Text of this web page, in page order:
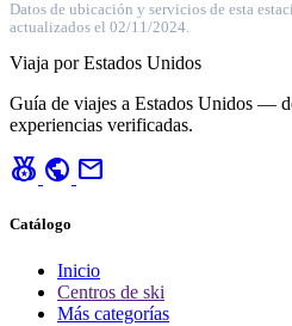
Datos de ubicación y servicios de esta
actualizados el 02/11/2024.
Viaja por Estados Unidos
Guía de viajes a Estados Unidos —
experiencias verificadas.
social_leaderboard public mail
Catálogo
Inicio
Centros de ski
Más categorías